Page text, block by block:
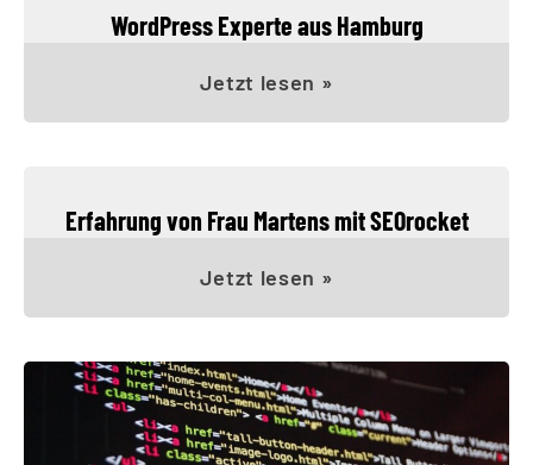
WordPress Experte aus Hamburg
Jetzt lesen »
Erfahrung von Frau Martens mit SEOrocket
Jetzt lesen »